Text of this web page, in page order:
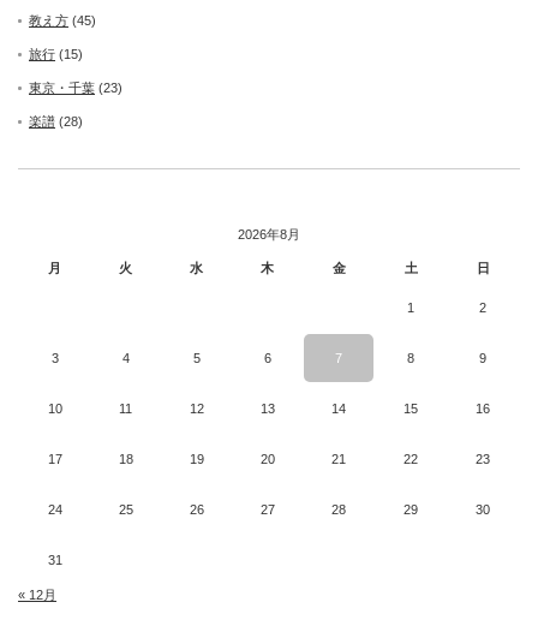
教え方 (45)
旅行 (15)
東京・千葉 (23)
楽譜 (28)
2026年8月
月 火 水 木 金 土 日
1 2
3 4 5 6 7 8 9
10 11 12 13 14 15 16
17 18 19 20 21 22 23
24 25 26 27 28 29 30
31
« 12月